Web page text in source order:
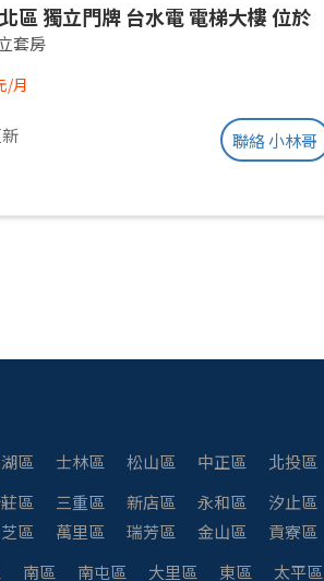
區 獨立門牌 台水電 電梯大樓 位於
10坪 有獨立陽台通風採光好 獨曬
淋雨
套房
/月
聯絡 小林哥
區 士林區 松山區 中正區 北投區
區 三重區 新店區 永和區 汐止區
區 萬里區 瑞芳區 金山區 貢寮區
南區 南屯區 大里區 東區 太平區